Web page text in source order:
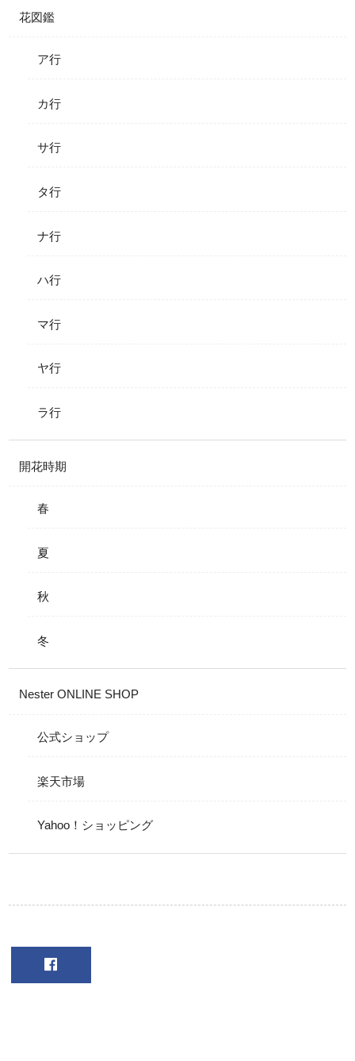
花図鑑
ア行
カ行
サ行
タ行
ナ行
ハ行
マ行
ヤ行
ラ行
開花時期
春
夏
秋
冬
Nester ONLINE SHOP
公式ショップ
楽天市場
Yahoo！ショッピング